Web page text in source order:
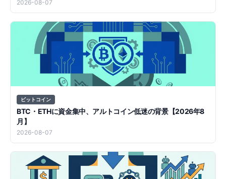
2026-08-07
ビットコイン
BTC・ETHに資金集中、アルトコイン低迷の背景【2026年8
月】
2026-08-07